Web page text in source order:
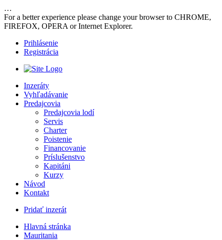
…
For a better experience please change your browser to CHROME,
FIREFOX, OPERA or Internet Explorer.
Prihlásenie
Registrácia
Inzeráty
Vyhľadávanie
Predajcovia
Predajcovia lodí
Servis
Charter
Poistenie
Financovanie
Príslušenstvo
Kapitáni
Kurzy
Návod
Kontakt
Pridať inzerát
Hlavná stránka
Mauritania